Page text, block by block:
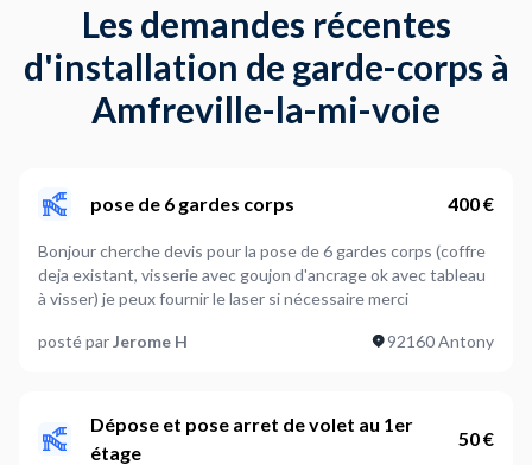
Les demandes récentes
d'installation de garde-corps à
Amfreville-la-mi-voie
pose de 6 gardes corps 400 €
Bonjour cherche devis pour la pose de 6 gardes corps (coffre
deja existant, visserie avec goujon d'ancrage ok avec tableau
à visser) je peux fournir le laser si nécessaire merci
posté parJerome H 92160 Antony
Dépose et pose arret de volet au 1er
étage
50 €